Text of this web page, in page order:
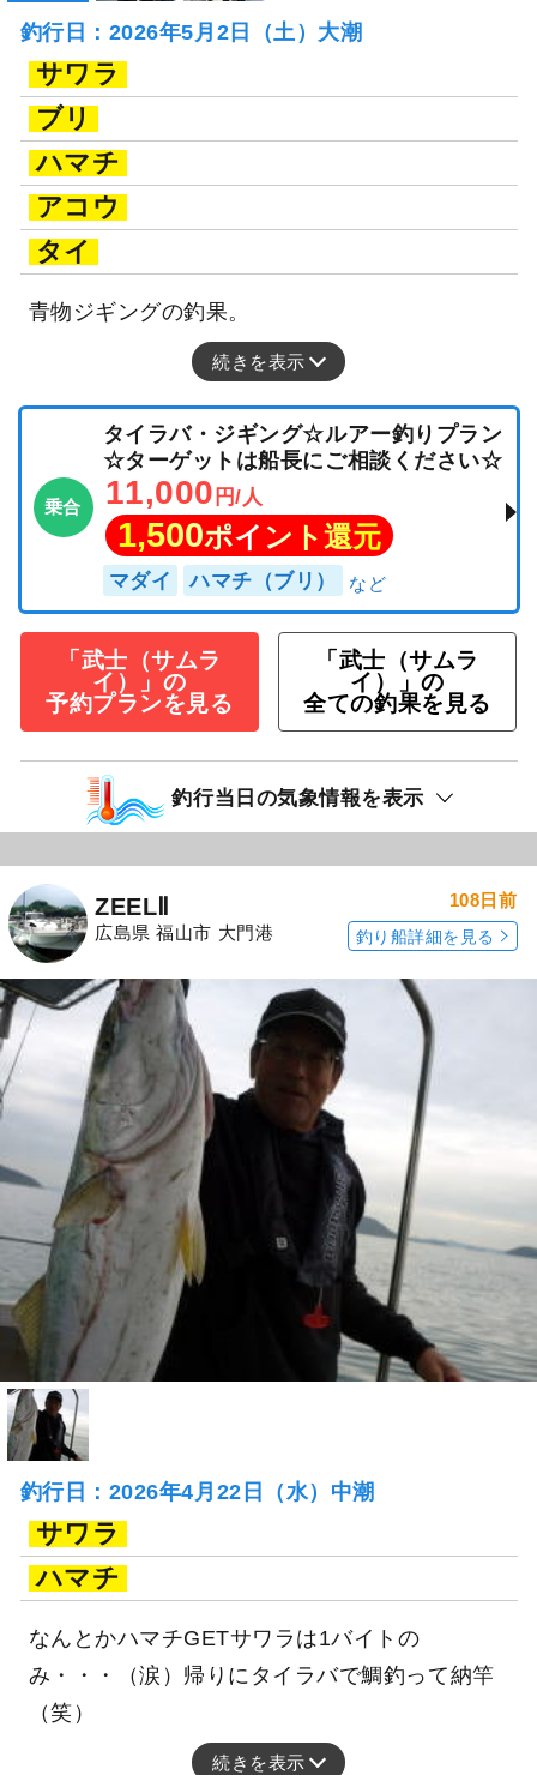
釣行日：2026年5月2日（土）大潮
サワラ
ブリ
ハマチ
アコウ
タイ
青物ジギングの釣果。
続きを表示
乗合
タイラバ・ジギング☆ルアー釣りプラン
☆ターゲットは船長にご相談ください☆
11,000 円/人
1,500ポイント還元
マダイ ハマチ（ブリ）
「武士（サムラ
イ）」の
予約プランを見る
「武士（サムラ
イ）」の
全ての釣果を見る
釣行当日の気象情報を表示
ZEELⅡ
広島県 福山市 大門港
108日前
釣り船詳細を見る
釣行日：2026年4月22日（水）中潮
サワラ
ハマチ
なんとかハマチGETサワラは1バイトの
み・・・（涙）帰りにタイラバで鯛釣って納竿
（笑）
続きを表示